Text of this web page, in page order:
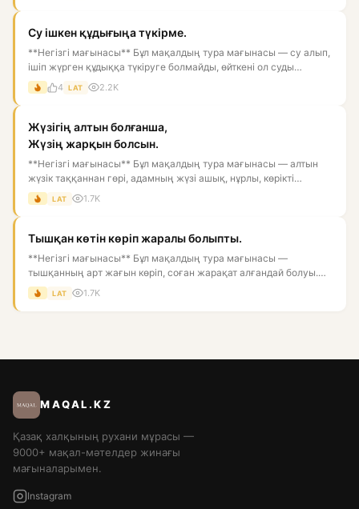
Су ішкен құдығыңа түкірме.
**Негізгі мағынасы** Бұл мақалдың тура мағынасы — су алып,
ішіп жүрген құдыққа түкіруге болмайды, өйткені ол суды
ластай...
4 LAT 2.2K
Жүзігің алтын болғанша,
Жүзің жарқын болсын.
**Негізгі мағынасы** Бұл мақалдың тура мағынасы — алтын
жүзік таққаннан гөрі, адамның жүзі ашық, нұрлы, көрікті
болғаны...
LAT 1.7K
Тышқан көтін көріп жаралы болыпты.
**Негізгі мағынасы** Бұл мақалдың тура мағынасы —
тышқанның арт жағын көріп, соған жарақат алғандай болуы.
Астарлы мағын...
LAT 1.7K
MAQAL.KZ
Қазақ халқының рухани мұрасы —
9000+ мақал-мәтелдер жинағы
мағыналарымен.
Instagram